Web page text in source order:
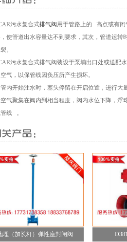
污水复合式排气阀 用于管路上的 高点或有闭
使管道出水容量达不到要求，其次，管道运
。
污水复合式排气阀装设于泵埔出口处或送配
气，以保管线因负压所产生损坏。
内开始注水时，塞头停留在开启位置，进行
气聚集在阀内到相当程度，阀内水位下降，
线 。
埋（加长杆）弹性座封闸阀